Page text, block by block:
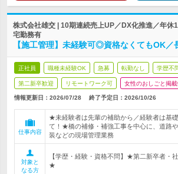
株式会社雄交 | 10期連続売上UP／DX化推進／年休
宅勤務有
【施工管理】未経験可◎資格なくてもOK／
正社員 職種未経験OK 急募 転勤なし 学歴不
第二新卒歓迎 リモートワーク可 女性のおしごと掲載
情報更新日：2026/07/28 終了予定日： 2026/10/26
仕事内容
★未経験者は先輩の補助から／経験者は基
て！★橋の補修・補強工事を中心に、道路
装などの現場管理業務
対象と
なる方
【学歴・経験・資格不問】★第二新卒者・
★